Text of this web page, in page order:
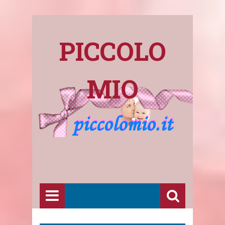
PICCOLO
MIO